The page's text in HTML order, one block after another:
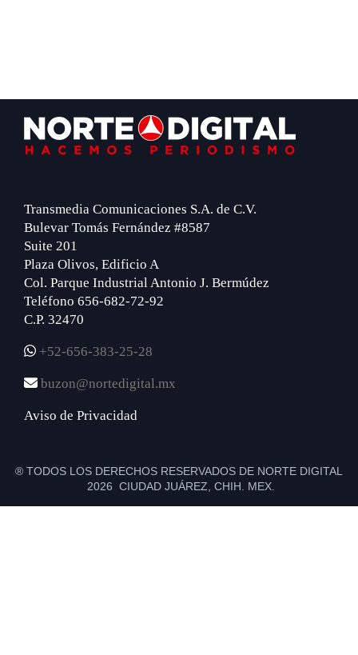
Footer
Transmedia Comunicaciones S.A. de C.V.
Bulevar Tomás Fernández #8587
Suite 201
Plaza Olivos, Edificio A
Col. Parque Industrial Antonio J. Bermúdez
Teléfono 656-682-72-92
C.P. 32470
+52-656-383-25-28
buzon@nortedigital.mx
Aviso de Privacidad
® TODOS LOS DERECHOS RESERVADOS DE NORTE DIGITAL
2026 CIUDAD JUÁREZ, CHIH. MEX.